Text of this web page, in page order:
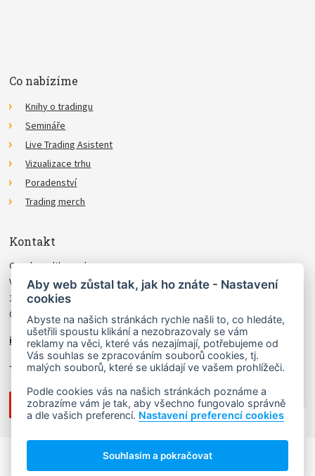
Co nabízíme
Knihy o tradingu
Semináře
Live Trading Asistent
Vizualizace trhu
Poradenství
Trading merch
Kontakt
Czechwealth, spol. s r.o.
Višňová 4
140 00 Praha 4
Česká Republika
info@czechwealth.cz
+420 226 804 571 (9–12 hod.)
NAHORU ↑
Copyright © 2006 - 2026 Ludvík Turek.
Aby web zůstal tak, jak ho znáte - Nastavení
cookies
Abyste na našich stránkách rychle našli to, co hledáte,
ušetřili spoustu klikání a nezobrazovaly se vám
reklamy na věci, které vás nezajímají, potřebujeme od
Vás souhlas se zpracováním souborů cookies, tj.
malých souborů, které se ukládají ve vašem prohlížeči.
Podle cookies vás na našich stránkách poznáme a
zobrazíme vám je tak, aby všechno fungovalo správně
a dle vašich preferencí. Nastavení preferencí cookies
Souhlasím a pokračovat